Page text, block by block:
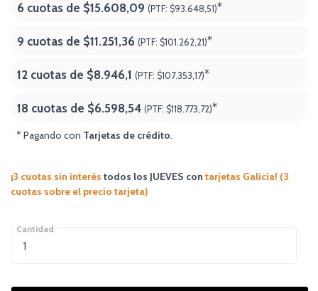
6 cuotas de $15.608,09 (PTF: $93.648,51)*
9 cuotas de $11.251,36 (PTF: $101.262,21)*
12 cuotas de $8.946,1 (PTF: $107.353,17)*
18 cuotas de $6.598,54 (PTF: $118.773,72)*
* Pagando con Tarjetas de crédito.
¡3 cuotas sin interés todos los JUEVES con tarjetas Galicia! (3
cuotas sobre el precio tarjeta)
Cantidad